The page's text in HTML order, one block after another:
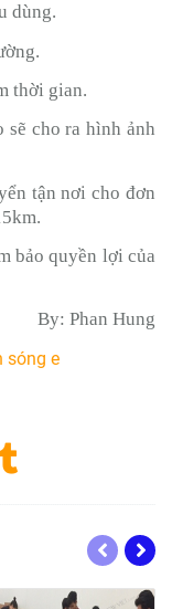
dùng.
thời gian.
cho ra hình ảnh
tận nơi cho đơn
quyền lợi của
By: Phan Hung
sóng e